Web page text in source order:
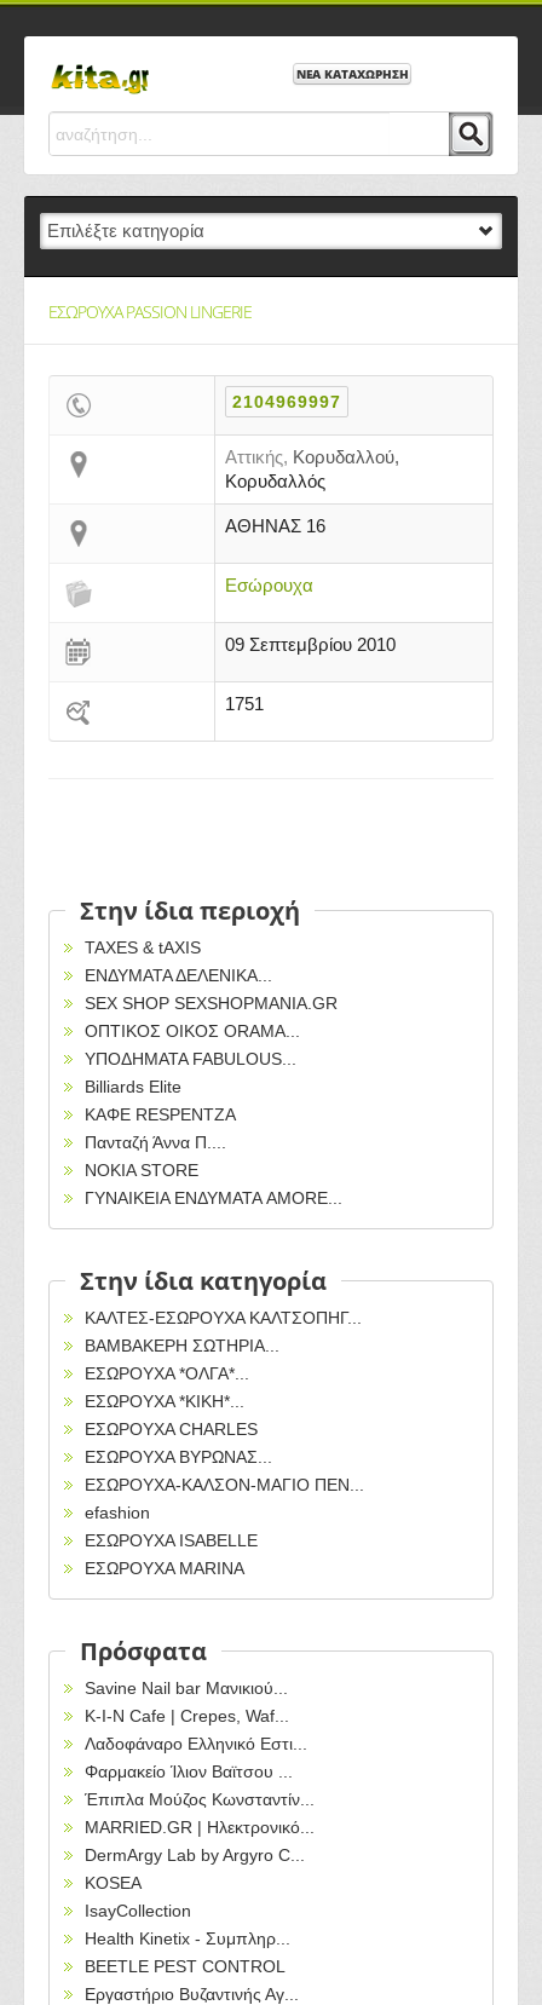
ΝΕΑ ΚΑΤΑΧΩΡΗΣΗ
ΕΣΩΡΟΥΧΑ PASSION LINGERIE
2104969997
Αττικής, Κορυδαλλού,
Κορυδαλλός
ΑΘΗΝΑΣ 16
Εσώρουχα
09 Σεπτεμβρίου 2010
1751
Στην ίδια περιοχή
TAXES & tAXIS
ΕΝΔΥΜΑΤΑ ΔΕΛΕΝΙΚΑ...
SEX SHOP SEXSHOPMANIA.GR
ΟΠΤΙΚΟΣ ΟΙΚΟΣ ORAMA...
ΥΠΟΔΗΜΑΤΑ FABULOUS...
Billiards Elite
ΚΑΦΕ RESPENTZA
Πανταζή Άννα Π....
NOKIA STORE
ΓΥΝΑΙΚΕΙΑ ΕΝΔΥΜΑΤΑ AMORE...
Στην ίδια κατηγορία
ΚΑΛΤΕΣ-ΕΣΩΡΟΥΧΑ ΚΑΛΤΣΟΠΗΓ...
ΒΑΜΒΑΚΕΡΗ ΣΩΤΗΡΙΑ...
ΕΣΩΡΟΥΧΑ *ΟΛΓΑ*...
ΕΣΩΡΟΥΧΑ *ΚΙΚΗ*...
ΕΣΩΡΟΥΧΑ CHARLES
ΕΣΩΡΟΥΧΑ ΒΥΡΩΝΑΣ...
ΕΣΩΡΟΥΧΑ-ΚΑΛΣΟΝ-ΜΑΓΙΟ ΠΕΝ...
efashion
ΕΣΩΡΟΥΧΑ ISABELLE
ΕΣΩΡΟΥΧΑ MARINA
Πρόσφατα
Savine Nail bar Μανικιού...
Κ-Ι-Ν Cafe | Crepes, Waf...
Λαδοφάναρο Ελληνικό Εστι...
Φαρμακείο Ίλιον Βαϊτσου ...
Έπιπλα Μούζος Κωνσταντίν...
MARRIED.GR | Ηλεκτρονικό...
DermArgy Lab by Argyro C...
KOSEA
IsayCollection
Health Kinetix - Συμπληρ...
BEETLE PEST CONTROL
Εργαστήριο Βυζαντινής Αγ...